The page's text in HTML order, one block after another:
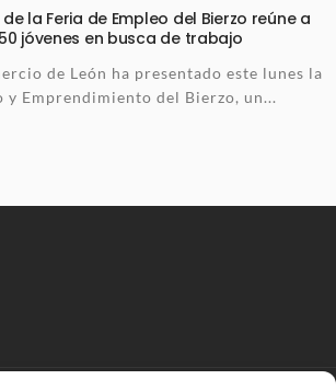
la Feria de Empleo del Bierzo reúne a
jóvenes en busca de trabajo
de León ha presentado este lunes la
y Emprendimiento del Bierzo, un...